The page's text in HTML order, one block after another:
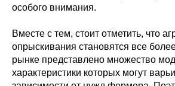
особого внимания.
Вместе с тем, стоит отметить, что
опрыскивания становятся все
рынке представлено множество
характеристики которых могут